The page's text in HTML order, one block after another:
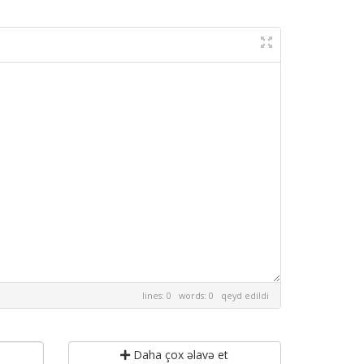
lines: 0 words: 0 qeyd edildi
Daha çox əlavə et